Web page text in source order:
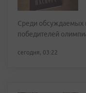
Среди обсуждаемых
победителей
сегодня, 03:22